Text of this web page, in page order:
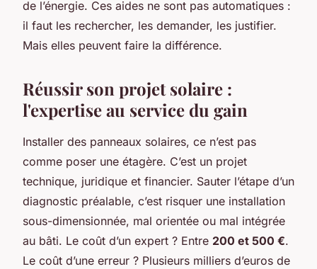
de l’énergie. Ces aides ne sont pas automatiques :
il faut les rechercher, les demander, les justifier.
Mais elles peuvent faire la différence.
Réussir son projet solaire :
l'expertise au service du gain
Installer des panneaux solaires, ce n’est pas
comme poser une étagère. C’est un projet
technique, juridique et financier. Sauter l’étape d’un
diagnostic préalable, c’est risquer une installation
sous-dimensionnée, mal orientée ou mal intégrée
au bâti. Le coût d’un expert ? Entre 200 et 500 €.
Le coût d’une erreur ? Plusieurs milliers d’euros de